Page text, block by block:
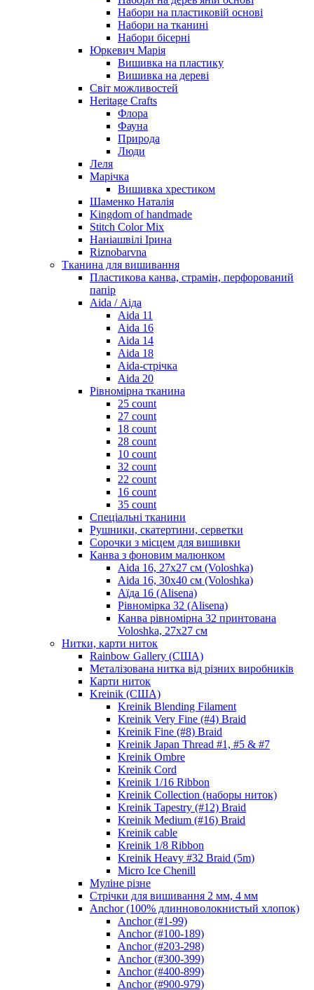
Набори на пластиковій основі
Набори на тканині
Набори бісерні
Юркевич Марія
Вишивка на пластику
Вишивка на дереві
Світ можливостей
Heritage Crafts
Флора
Фауна
Природа
Люди
Леля
Марічка
Вишивка хрестиком
Шаменко Наталія
Kingdom of handmade
Stitch Color Mix
Наніашвілі Ірина
Riznobarvna
Тканина для вишивання
Пластикова канва, страмін, перфорований
папір
Aida / Аіда
Aida 11
Aida 16
Aida 14
Aida 18
Aida-стрічка
Aida 20
Рівномірна тканина
25 count
27 count
18 count
28 count
10 count
32 count
22 count
16 count
35 count
Спеціальні тканини
Рушники, скатертини, серветки
Сорочки з місцем для вишивки
Канва з фоновим малюнком
Aida 16, 27х27 см (Voloshka)
Aida 16, 30х40 см (Voloshka)
Аїда 16 (Alisena)
Рівномірка 32 (Alisena)
Канва рівномірна 32 принтована
Voloshka, 27х27 см
Нитки, карти ниток
Rainbow Gallery (США)
Металізована нитка від різних виробників
Карти ниток
Kreinik (США)
Kreinik Blending Filament
Kreinik Very Fine (#4) Braid
Kreinik Fine (#8) Braid
Kreinik Japan Thread #1, #5 & #7
Kreinik Ombre
Kreinik Cord
Kreinik 1/16 Ribbon
Kreinik Collection (наборы ниток)
Kreinik Tapestry (#12) Braid
Kreinik Medium (#16) Braid
Kreinik cable
Kreinik 1/8 Ribbon
Kreinik Heavy #32 Braid (5m)
Micro Ice Chenill
Муліне різне
Стрічки для вишивання 2 мм, 4 мм
Anchor (100% длинноволокнистый хлопок)
Anchor (#1-99)
Anchor (#100-189)
Anchor (#203-298)
Anchor (#300-399)
Anchor (#400-899)
Anchor (#900-979)